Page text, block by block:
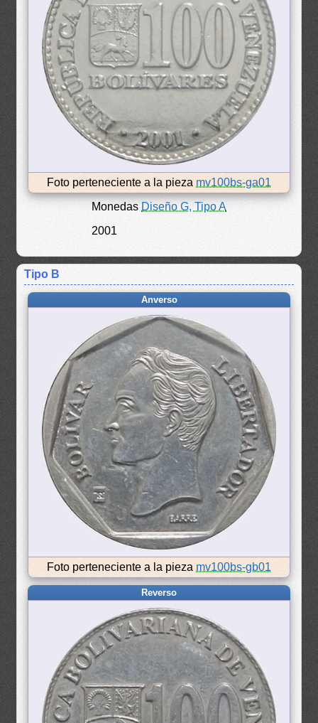
Foto perteneciente a la pieza mv100bs-ga01
Monedas Diseño G, Tipo A
2001
Tipo B
Anverso
Foto perteneciente a la pieza mv100bs-gb01
Reverso